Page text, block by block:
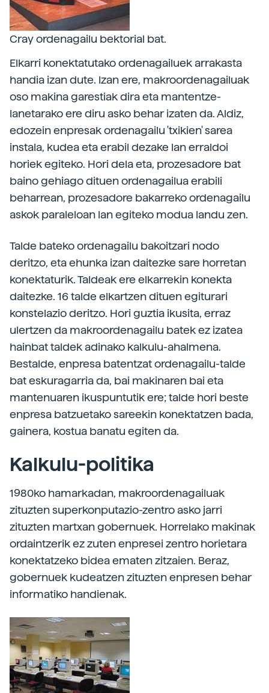
Cray ordenagailu bektorial bat.
Elkarri konektatutako ordenagailuek arrakasta
handia izan dute. Izan ere, makroordenagailuak
oso makina garestiak dira eta mantentze-
lanetarako ere diru asko behar izaten da. Aldiz,
edozein enpresak ordenagailu 'txikien' sarea
instala, kudea eta erabil dezake lan erraldoi
horiek egiteko. Hori dela eta, prozesadore bat
baino gehiago dituen ordenagailua erabili
beharrean, prozesadore bakarreko ordenagailu
askok paraleloan lan egiteko modua landu zen.
Talde bateko ordenagailu bakoitzari nodo
deritzo, eta ehunka izan daitezke sare horretan
konektaturik. Taldeak ere elkarrekin konekta
daitezke. 16 talde elkartzen dituen egiturari
konstelazio deritzo. Hori guztia ikusita, erraz
ulertzen da makroordenagailu batek ez izatea
hainbat taldek adinako kalkulu-ahalmena.
Bestalde, enpresa batentzat ordenagailu-talde
bat eskuragarria da, bai makinaren bai eta
mantenuaren ikuspuntutik ere; talde hori beste
enpresa batzuetako sareekin konektatzen bada,
gainera, kostua banatu egiten da.
Kalkulu-politika
1980ko hamarkadan, makroordenagailuak
zituzten superkonputazio-zentro asko jarri
zituzten martxan gobernuek. Horrelako makinak
ordaintzerik ez zuten enpresei zentro horietara
konektatzeko bidea ematen zitzaien. Beraz,
gobernuek kudeatzen zituzten enpresen behar
informatiko handienak.